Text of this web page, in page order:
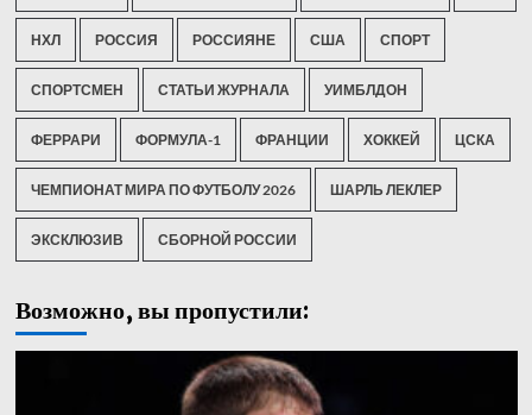
НХЛ РОССИЯ РОССИЯНЕ США СПОРТ
СПОРТСМЕН СТАТЬИ ЖУРНАЛА УИМБЛДОН
ФЕРРАРИ ФОРМУЛА-1 ФРАНЦИИ ХОККЕЙ ЦСКА
ЧЕМПИОНАТ МИРА ПО ФУТБОЛУ 2026 ШАРЛЬ ЛЕКЛЕР
ЭКСКЛЮЗИВ СБОРНОЙ РОССИИ
Возможно, вы пропустили: